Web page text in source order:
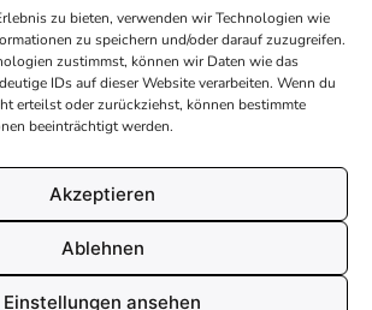
zu bieten, verwenden wir Technologien wie
zu speichern und/oder darauf zuzugreifen.
zustimmst, können wir Daten wie das
IDs auf dieser Website verarbeiten. Wenn du
erteilst oder zurückziehst, können bestimmte
beeinträchtigt werden.
Akzeptieren
Ablehnen
Einstellungen ansehen
Über uns
Kontakt
Inhaltsrichtlinien
Recht & Datenschutz
Impressum
AGB
Cookies
- Alle Rechte vorbehalten. Made with